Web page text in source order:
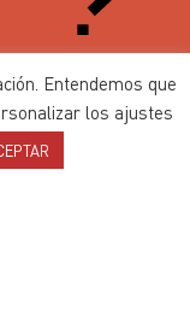
Entendemos que
los ajustes